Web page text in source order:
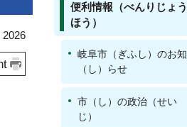
on April 1, 2026
便利情報（べんりじょう
ほう）
岐阜市（ぎふし）のお知
（し）らせ
市（し）の政治（せい
じ）